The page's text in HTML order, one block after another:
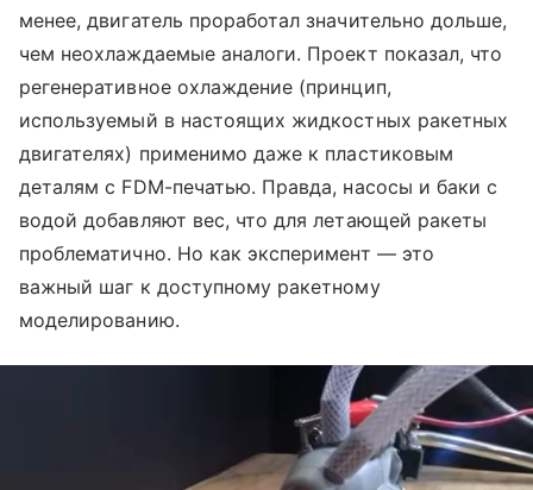
менее, двигатель проработал значительно дольше,
чем неохлаждаемые аналоги. Проект показал, что
регенеративное охлаждение (принцип,
используемый в настоящих жидкостных ракетных
двигателях) применимо даже к пластиковым
деталям с FDM-печатью. Правда, насосы и баки с
водой добавляют вес, что для летающей ракеты
проблематично. Но как эксперимент — это
важный шаг к доступному ракетному
моделированию.